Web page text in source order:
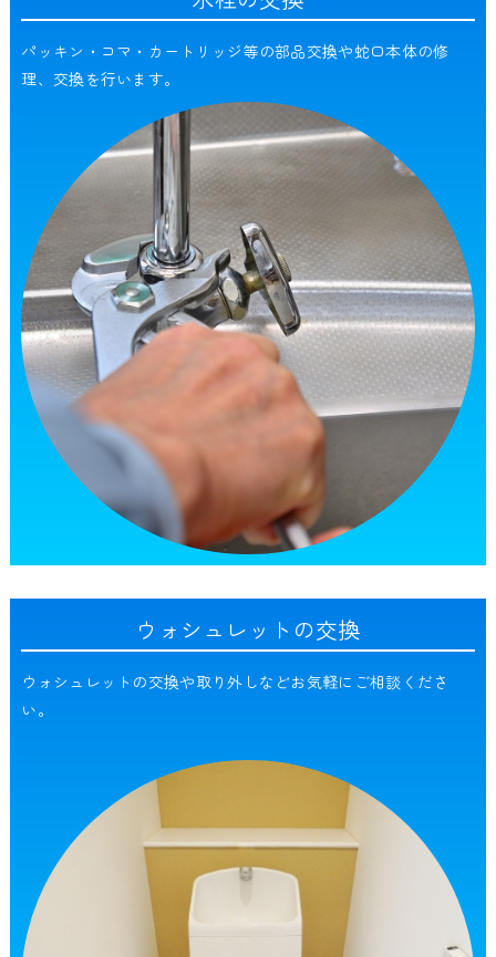
パッキン・コマ・カートリッジ等の部品交換や蛇口本体の修
理、交換を行います。
ウォシュレットの交換
ウォシュレットの交換や取り外しなどお気軽にご相談くださ
い。